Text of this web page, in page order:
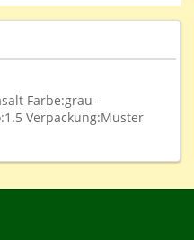
Farbe:grau-
Verpackung:Muster